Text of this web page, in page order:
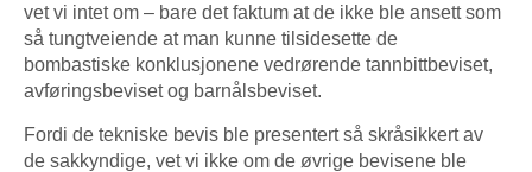
vet vi intet om – bare det faktum at de ikke ble ansett som
så tungtveiende at man kunne tilsidesette de
bombastiske konklusjonene vedrørende tannbittbeviset,
avføringsbeviset og barnålsbeviset.
Fordi de tekniske bevis ble presentert så skråsikkert av
de sakkyndige, vet vi ikke om de øvrige bevisene ble